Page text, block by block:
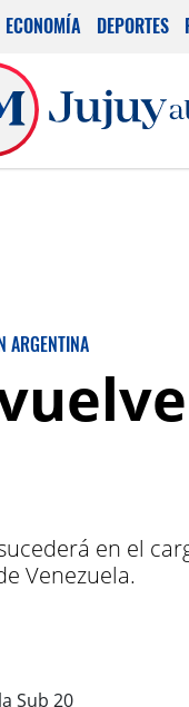
ECONOMÍA DEPORTES
ARGENTINA
en el
Venezuela.